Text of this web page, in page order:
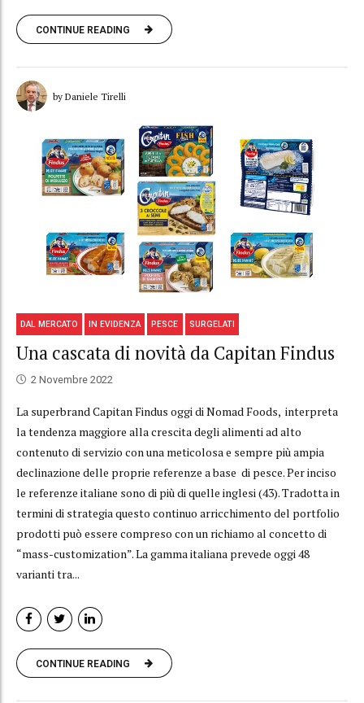
CONTINUE READING
by Daniele Tirelli
DAL MERCATO IN EVIDENZA PESCE SURGELATI
Una cascata di novità da Capitan Findus
2 Novembre 2022
La superbrand Capitan Findus oggi di Nomad Foods, interpreta
la tendenza maggiore alla crescita degli alimenti ad alto
contenuto di servizio con una meticolosa e sempre più ampia
declinazione delle proprie referenze a base di pesce. Per inciso
le referenze italiane sono di più di quelle inglesi (43). Tradotta in
termini di strategia questo continuo arricchimento del portfolio
prodotti può essere compreso con un richiamo al concetto di
“mass-customization”. La gamma italiana prevede oggi 48
varianti tra...
CONTINUE READING